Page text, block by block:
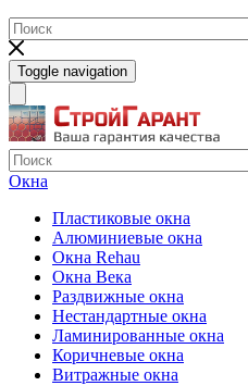
Toggle navigation
Окна
Пластиковые окна
Алюминиевые окна
Окна Rehau
Окна Века
Раздвижные окна
Нестандартные окна
Ламинированные окна
Коричневые окна
Витражные окна